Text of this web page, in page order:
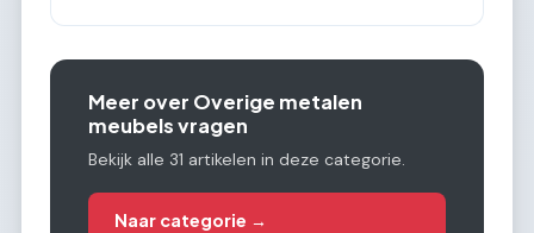
Meer over Overige metalen
meubels vragen
Bekijk alle 31 artikelen in deze categorie.
Naar categorie →